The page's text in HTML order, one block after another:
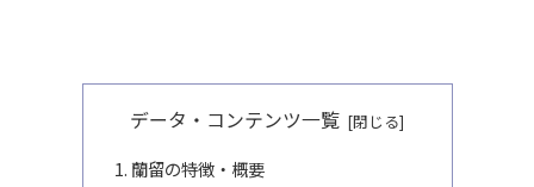
データ・コンテンツ一覧
蘭留の特徴・概要